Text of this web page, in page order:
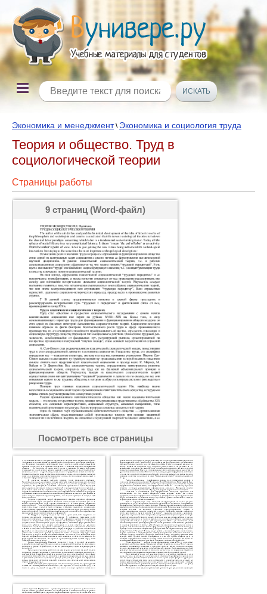
Экономика и менеджмент\ Экономика и социология труда
Теория и общество. Труд в
социологической теории
Страницы работы
9 страниц (Word-файл)
Посмотреть все страницы